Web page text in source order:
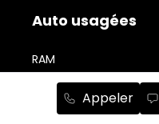
Appeler
Auto usagées
RAM
Jeep
Dodge